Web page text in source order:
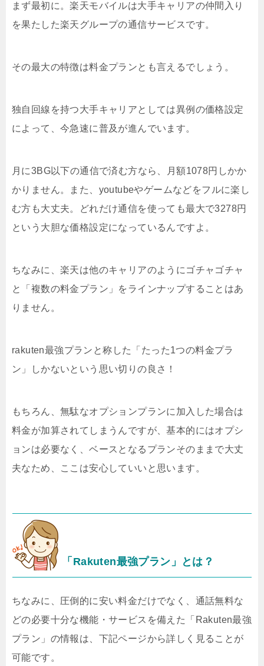
まず最初に。楽天モバイルは大手キャリアの仲間入り
を果たした楽天グループの通信サービスです。
その最大の特徴は料金プランとも言えるでしょう。
独自回線を持つ大手キャリアとしては異例の価格設定
によって、今急速に普及が進んでいます。
月に3BG以下の通信で済む方なら、月額1078円しかか
かりません。また、youtubeやゲームなどをフルに楽し
む方も大丈夫。どれだけ通信を使っても最大で3278円
という大胆な価格設定になっているんですよ。
ちなみに、楽天は他のキャリアのようにゴチャゴチャ
と「複数の料金プラン」をラインナップすることはあ
りません。
rakuten最強プランと称した「たった1つの料金プラ
ン」しかないという思い切りの良さ！
もちろん、無駄なオプションプランに加入した場合は
料金が加算されてしまうんですが、基本的にはオプシ
ョンは必要なく、ベースとなるプランそのままで大丈
夫なため、ここは安心していいと思います。
「Rakuten最強プラン」とは？
ちなみに、圧倒的に安い料金だけでなく、通話無料な
どの必要十分な機能・サービスを備えた「Rakuten最強
プラン」の情報は、下記ページから詳しく見ることが
可能です。